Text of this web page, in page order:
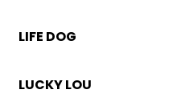
LIFE DOG
LUCKY LOU